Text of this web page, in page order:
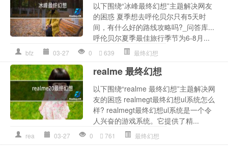
以下围绕“冰峰最终幻想”主题解决网友
的困惑 夏季想去呼伦贝尔只有5天时
间，有什么好的路线攻略吗?_问答库...
呼伦贝尔夏季最佳旅行季节为6-8月...
bfz 03-27 0 639 最终幻想
realme 最终幻想
以下围绕“realme 最终幻想”主题解决网
友的困惑 realmegt最终幻想ul系统怎么
样? realmegt最终幻想ul系统是一个令
人兴奋的游戏系统。它提供了精...
rea 03-27 0 761 最终幻想